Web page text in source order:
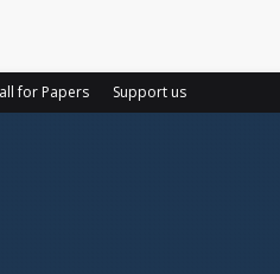
for Papers Support us